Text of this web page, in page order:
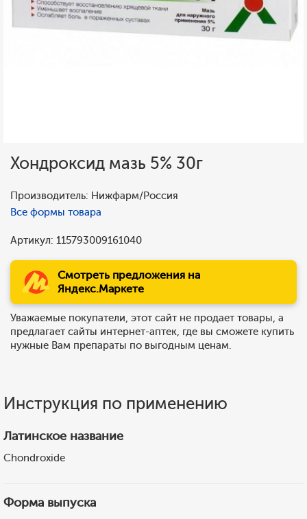
Хондроксид мазь 5% 30г
Производитель: Нижфарм/Россия
Все формы товара
Артикул: 115793009161040
Смотреть предложения на
Яндекс.Маркете
Уважаемые покупатели, этот сайт не продает товары, а
предлагает сайты интернет-аптек, где вы сможете купить
нужные Вам препараты по выгодным ценам.
Инструкция по применению
Латинское название
Chondroxide
Форма выпуска